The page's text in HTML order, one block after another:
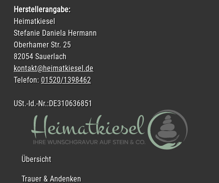
Herstellerangabe:
Heimatkiesel
Stefanie Daniela Hermann
Oberhamer Str. 25
82054 Sauerlach
kontakt@heimatkiesel.de
Telefon: 01520/1398462
USt.-Id.-Nr.:DE310636851
Übersicht
Trauer & Andenken